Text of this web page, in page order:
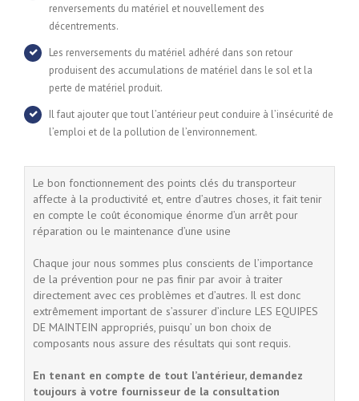
renversements du matériel et nouvellement des
décentrements.
Les renversements du matériel adhéré dans son retour
produisent des accumulations de matériel dans le sol et la
perte de matériel produit.
Il faut ajouter que tout l’antérieur peut conduire à l’insécurité de
l’emploi et de la pollution de l’environnement.
Le bon fonctionnement des points clés du transporteur
affecte à la productivité et, entre d’autres choses, it fait tenir
en compte le coût économique énorme d’un arrêt pour
réparation ou le maintenance d’une usine
Chaque jour nous sommes plus conscients de l’importance
de la prévention pour ne pas finir par avoir à traiter
directement avec ces problèmes et d’autres. Il est donc
extrêmement important de s’assurer d’inclure LES EQUIPES
DE MAINTEIN appropriés, puisqu’ un bon choix de
composants nous assure des résultats qui sont requis.
En tenant en compte de tout l’antérieur, demandez
toujours à votre fournisseur de la consultation